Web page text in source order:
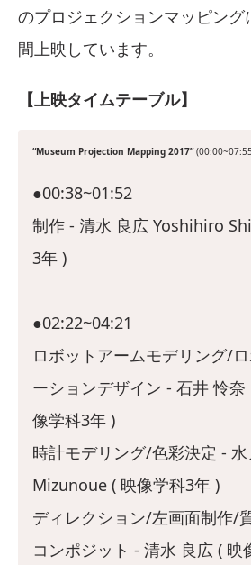
のプロジェクションマッピング
間上映しています。
【上映タイムテーブル】
“Museum Projection Mapping 2017”
●00:38~01:52
制作 - 清水 良広 Yoshihiro
3年 )
●02:22~04:21
ロボットアームモデリング/
ーションデザイン - 石井 怜
像学科3年 )
時計モデリング/色彩決定 -
Mizunoue ( 映像学科3年 )
ディレクション/左画面制作/
コンポジット - 清水 良広 ( 映